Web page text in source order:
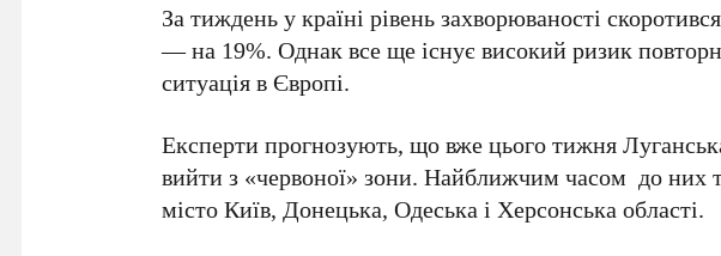
За тиждень у країні рівень захворюваності
— на 19%. Однак все ще існує високий ризик
ситуація в Європі.
Експерти прогнозують, що вже цього тижня
вийти з «червоної» зони. Найближчим часом до них
місто Київ, Донецька, Одеська і Херсонська області.